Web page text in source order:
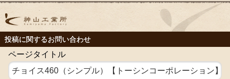
投稿に関するお問い合わせ
ページタイトル